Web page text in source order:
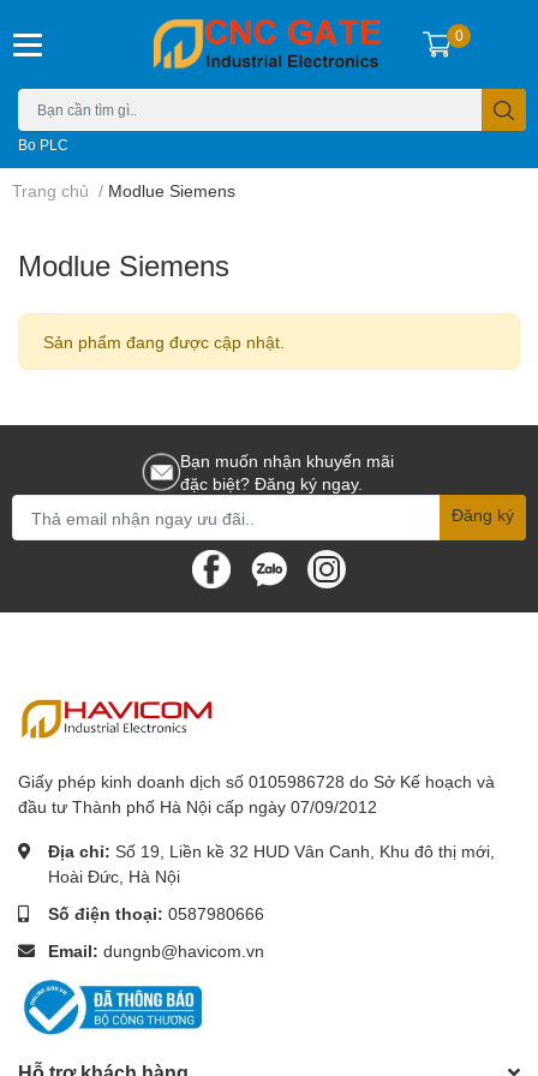
Bo PLC
0
Trang chủ / Modlue Siemens
Modlue Siemens
Sản phẩm đang được cập nhật.
Bạn muốn nhận khuyến mãi
đặc biệt? Đăng ký ngay.
Đăng ký
Giấy phép kinh doanh dịch số 0105986728 do Sở Kế hoạch và
đầu tư Thành phố Hà Nội cấp ngày 07/09/2012
Địa chỉ: Số 19, Liền kề 32 HUD Vân Canh, Khu đô thị mới,
Hoài Đức, Hà Nội
Số điện thoại: 0587980666
Email: dungnb@havicom.vn